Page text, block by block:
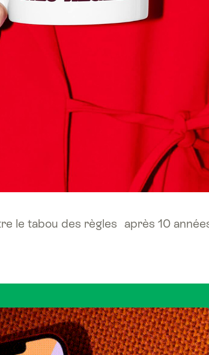
le tabou des règles après 10